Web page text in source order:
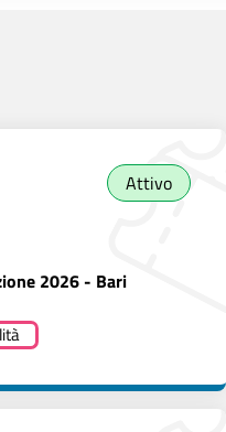
Attivo
2026 - Bari